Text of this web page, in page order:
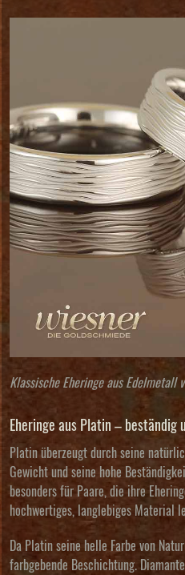
Klassische Eheringe aus Edelmetall
Eheringe aus Platin – beständig
Platin überzeugt durch seine
Gewicht und seine hohe
besonders für Paare, die ihre
hochwertiges, langlebiges Material
Da Platin seine helle Farbe von
farbgebende Beschichtung.